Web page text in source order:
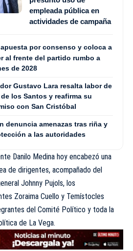
empleada pública en
actividades de campaña
apuesta por consenso y coloca a
al frente del partido rumbo a
de 2028
Gustavo Lara resalta labor de
los Santos y reafirma su
con San Cristóbal
denuncia amenazas tras riña y
a las autoridades
Danilo Medina hoy encabezó una
de dirigentes, acompañado del
Johnny Pujols, los
Zoraima Cuello y Temístocles
del Comité Político y toda la
de La Vega.